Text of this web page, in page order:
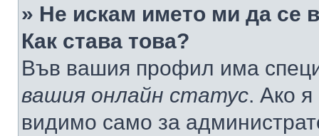
» Не искам името ми да се
Как става това?
Във вашия профил има
вашия онлайн статус. Ако
видимо само за